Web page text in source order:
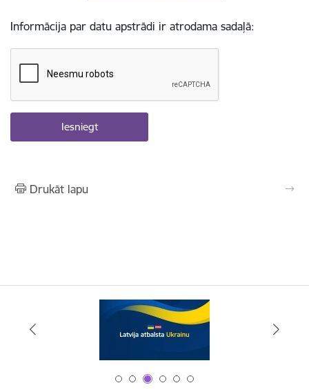
Informācija par datu apstrādi ir atrodama sadaļā:
Drukāt lapu